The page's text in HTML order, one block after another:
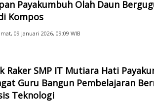
Payakumbuh Olah Daun
Kompos
09 Januari 2026, 09:09 WIB
Raker SMP IT Mutiara Hati
Guru Bangun Pembelajaran
Teknologi